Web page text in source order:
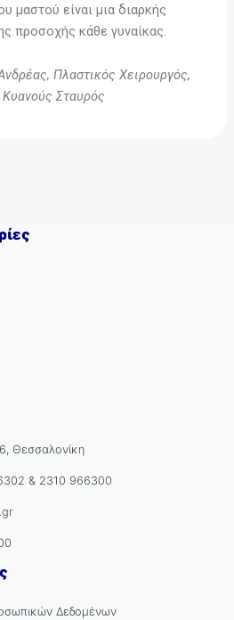
μαστού είναι μια διαρκής
προσοχής κάθε γυναίκας.
Πλαστικός Χειρουργός,
Κυανούς Σταυρός
Θεσσαλονίκη
& 2310 966300
Δεδομένων